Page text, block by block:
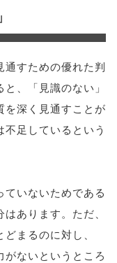
通すための優れた判
、「見識のない」
を深く見通すことが
足しているという
いないためである
あります。ただ、
まるのに対し、
がないというところ